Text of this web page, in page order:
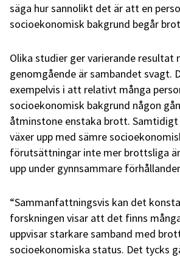
säga hur sannolikt det är att en
socioekonomisk bakgrund begår
Olika studier ger varierande resultat
genomgående är sambandet svagt.
exempelvis i att relativt många
socioekonomisk bakgrund någon
åtminstone enstaka brott.
växer upp med sämre
förutsättningar inte mer brottsliga
upp under gynnsammare
“Sammanfattningsvis kan det
forskningen visar att det finns
uppvisar starkare samband med
socioekonomiska status. Det tycks